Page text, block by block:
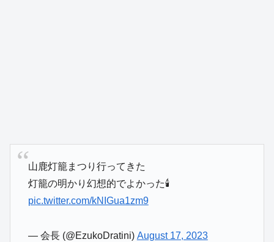
山鹿灯籠まつり行ってきた
灯籠の明かり幻想的でよかった🕯
pic.twitter.com/kNIGua1zm9
— 会長 (@EzukoDratini) August 17, 2023